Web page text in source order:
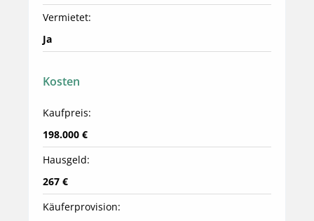
Vermietet:
Ja
Kosten
Kaufpreis:
198.000 €
Hausgeld:
267 €
Käuferprovision: